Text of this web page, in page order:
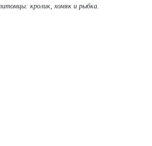
кролик, хомяк и рыбка.